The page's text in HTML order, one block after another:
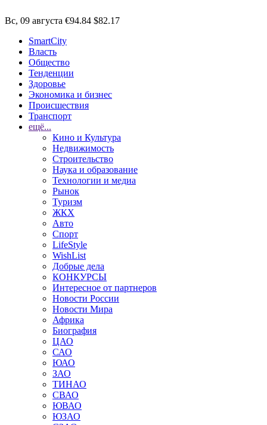
Вс, 09 августа €94.84 $82.17
SmartCity
Власть
Общество
Тенденции
Здоровье
Экономика и бизнес
Происшествия
Транспорт
ещё...
Кино и Культура
Недвижимость
Строительство
Наука и образование
Технологии и медиа
Рынок
Туризм
ЖКХ
Авто
Спорт
LifeStyle
WishList
Добрые дела
КОНКУРСЫ
Интересное от партнеров
Новости России
Новости Мира
Африка
Биография
ЦАО
САО
ЮАО
ЗАО
ТИНАО
СВАО
ЮВАО
ЮЗАО